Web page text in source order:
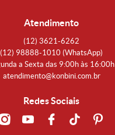
Atendimento
(12) 3621-6262
(12) 98888-1010 (WhatsApp)
a Sexta das 9:00h às 16:00h
atendimento@konbini.com.br
Redes Sociais